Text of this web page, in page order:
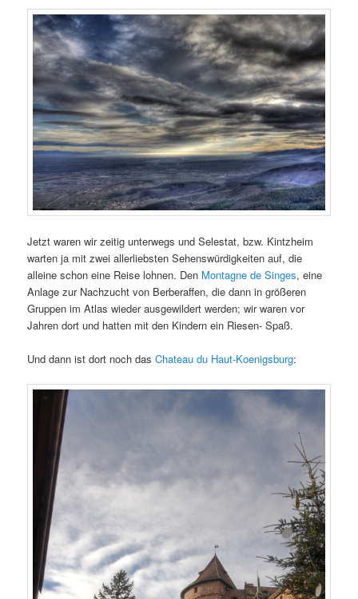
Jetzt waren wir zeitig unterwegs und Selestat, bzw. Kintzheim
warten ja mit zwei allerliebsten Sehenswürdigkeiten auf, die
alleine schon eine Reise lohnen. Den Montagne de Singes, eine
Anlage zur Nachzucht von Berberaffen, die dann in größeren
Gruppen im Atlas wieder ausgewildert werden; wir waren vor
Jahren dort und hatten mit den Kindern ein Riesen- Spaß.
Und dann ist dort noch dasChateau du Haut-Koenigsburg: